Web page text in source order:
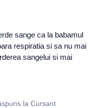
sange ca la babamul
respiratia si sa nu mai
sangelui si mai
la Cursant